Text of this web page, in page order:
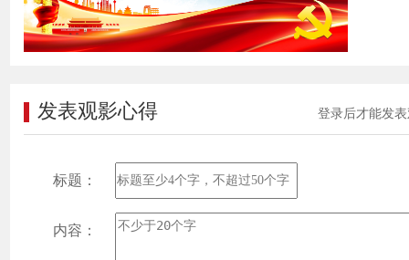
登录后才能发
发表观影心得
标题：
内容：